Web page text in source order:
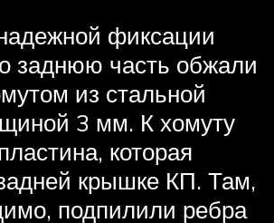
фиксации
заднюю часть обжали
из стальной
3 мм. К хомуту
которая
крышке КП. Там,
подпилили ребра